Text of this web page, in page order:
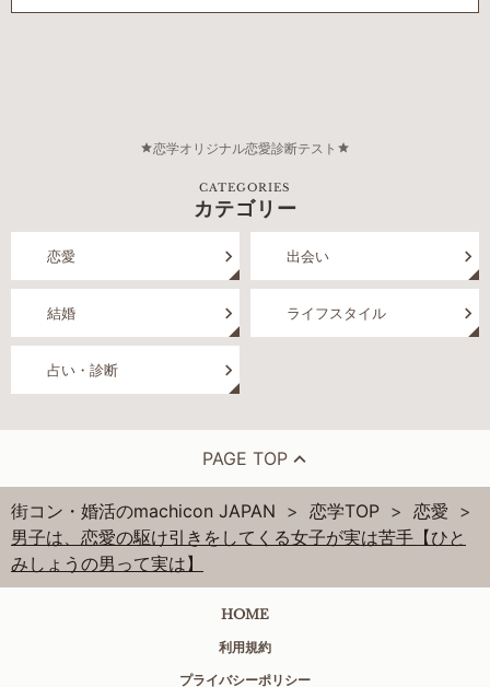
恋学オリジナル恋愛診断テスト
CATEGORIES
カテゴリー
恋愛 出会い
結婚 ライフスタイル
占い・診断
PAGE TOP
街コン・婚活のmachicon JAPAN 恋学TOP
恋愛
男子は、恋愛の駆け引きをしてくる女子が実は苦手【ひと
みしょうの男って実は】
HOME
利用規約
プライバシーポリシー